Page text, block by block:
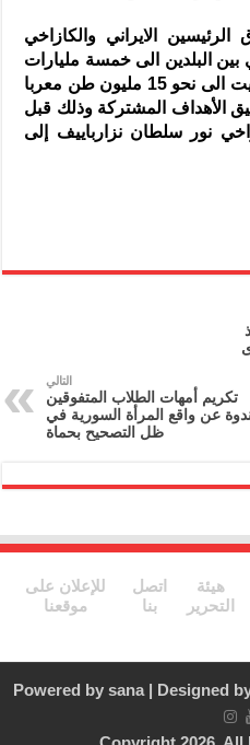
الايراني والكازاخي
البلدين الى خمسة مليارات
دولار وكذلك زيادة حجم الترانزيت الى نحو 15 مليون طن معربا
الأهداف المشتركة وذلك قبل
نور سلطان نزارباييف إلى
nt
التالي
تكريم أمهات الطلاب المتفوقين
عن واقع المرأة السورية في
ظل التصحيح بحماة
هيئة
التحرير
اتصل
بنا
للإعلان على
موقعنا
Powered by sana| Designed